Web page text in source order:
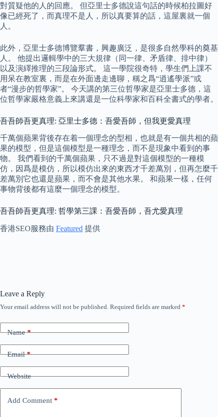
對質疑他的人的回應。 但亞里士多德說這句話的時候柏拉圖好
像已經死了，而真理不是人，所以真要算的話，這屋裏就一個
人。
此外，亞里士多德博覽羣書，興趣廣泛，是很多自然學科的奠基
人。 他提出邏輯學中的三大規律（同一律、矛盾律、排中律）
以及演繹推理的三段論形式。 這一學院很奇特，學生們上課不
用呆在教室裏，而是在外面邊走邊聊，稱之爲“逍遙學派”或
者“漫步的哲學家”。 今天講的第三位哲學家是亞里士多德，這
位哲學家嚴格意義上來講還是一位科學家和百科全書式的學者。
吾吾師吾更真理: 亞里士多德：吾愛吾師，但我更愛真理
千萬個蘋果背後存在着一個理念的型相，也就是有一個共相的蘋
果的模型，但是這個模型是一種理念，而不是現象中看到的事
物。 我們看到的千萬個蘋果，只不過是對這個模型的一種模
仿，因爲是模仿，所以模仿出來的東西才千差萬別，但再怎麼千
差萬別它也還是蘋果，而不會是其他水果。 和蘋果一樣，任何
事物背後都有這麼一個理念的模型。
吾吾師吾更真理: 哲學第三課：吾愛吾師，吾尤愛真理
香港SEO服務由 Featured 提供
Leave a Reply
Your email address will not be published. Required fields are marked *
Name*
Email*
Website
Add Comment *